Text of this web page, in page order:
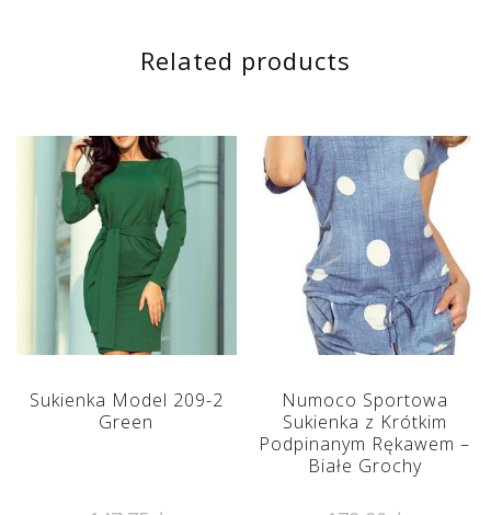
Related products
Sukienka Model 209-2
Green
Numoco Sportowa
Sukienka z Krótkim
Podpinanym Rękawem –
Białe Grochy